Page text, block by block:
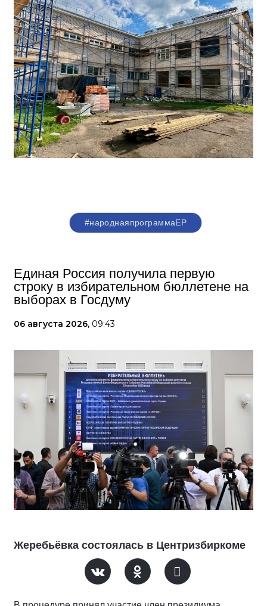
#народнаяпрограммаЕР
Единая Россия получила первую
строку в избирательном бюллетене на
выборах в Госдуму
06 августа 2026, 09:43
Жеребьёвка состоялась в Центризбиркоме